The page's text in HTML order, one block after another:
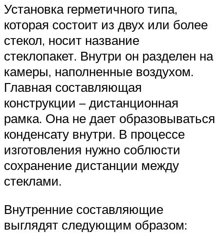
Установка герметичного типа,
которая состоит из двух или более
стекол, носит название
стеклопакет. Внутри он разделен на
камеры, наполненные воздухом.
Главная составляющая
конструкции – дистанционная
рамка. Она не дает образовываться
конденсату внутри. В процессе
изготовления нужно соблюсти
сохранение дистанции между
стеклами.
Внутренние составляющие
выглядят следующим образом: